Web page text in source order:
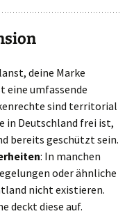
deine Marke
eine umfassende
sind territorial
in Deutschland frei ist,
bereits geschützt sein.
: In manchen
oder ähnliche
nicht existieren.
deckt diese auf.